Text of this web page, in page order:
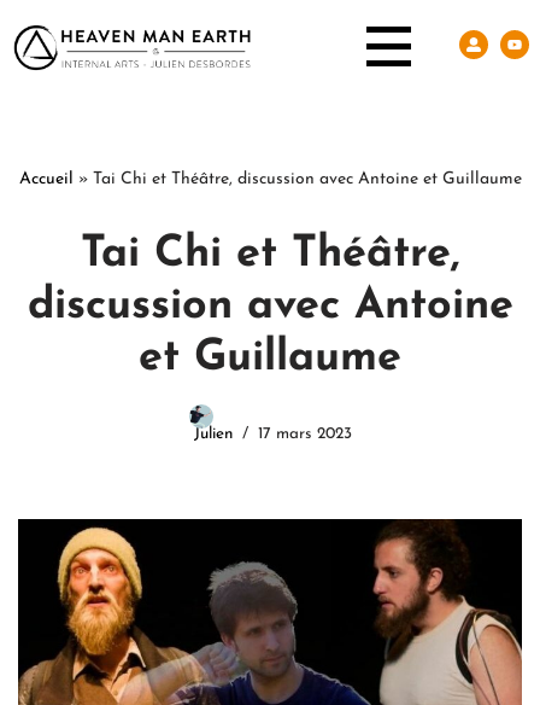
Accueil » Tai Chi et Théâtre, discussion avec Antoine et Guillaume
Tai Chi et Théâtre,
discussion avec Antoine
et Guillaume
Julien 17 mars 2023